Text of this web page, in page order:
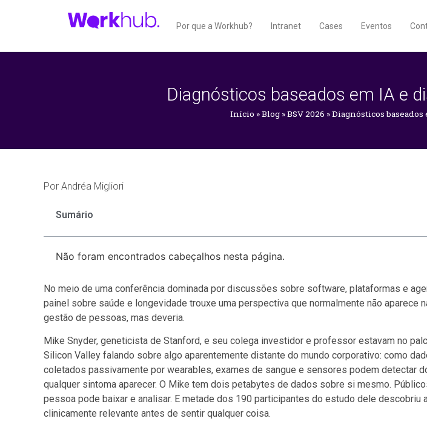
Por que a Workhub? Intranet Cases Eventos
Diagnósticos baseados em IA e
Início »Blog »BSV 2026 »Diagnósticos
Por Andréa Migliori
Sumário
Não foram encontrados cabeçalhos nesta página.
No meio de uma conferência dominada por discussões sobre software, plataformas e
painel sobre saúde e longevidade trouxe uma perspectiva que normalmente não aparece
gestão de pessoas, mas deveria.
Mike Snyder, geneticista de Stanford, e seu colega investidor e professor estavam no
Silicon Valley falando sobre algo aparentemente distante do mundo corporativo: como
coletados passivamente por wearables, exames de sangue e sensores podem detectar
qualquer sintoma aparecer. O Mike tem dois petabytes de dados sobre si mesmo.
pessoa pode baixar e analisar. E metade dos 190 participantes do estudo dele descobriu
clinicamente relevante antes de sentir qualquer coisa.